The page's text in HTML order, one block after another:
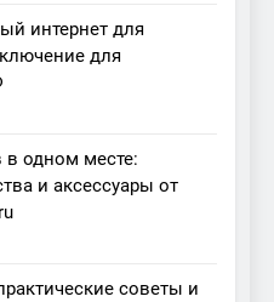
интернет для
для
в одном месте:
и аксессуары от
советы и